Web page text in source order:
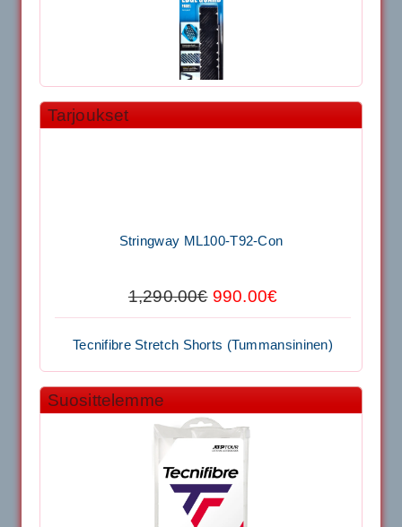
11.90€
1,650.00€
Signum S-7000 Jännityskone (Jalustamalli)
SIGNUM S-7000 &...
40883 Harjasosa hiekkanurmiharjaan
29.00€
Vaihto harjasosa hie...
Tarjoukset
1,290.00€ 990.00€
39.50€
Kirschbaum Flash Shark 200m
Suosittelemme